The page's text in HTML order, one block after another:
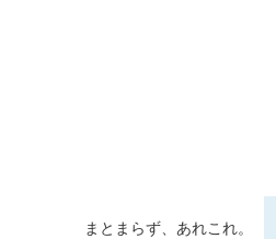
まとまらず、あれこれ。